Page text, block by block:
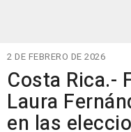
2 DE FEBRERO DE 2026
Costa Rica.-
Laura
en las